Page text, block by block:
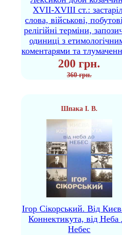
XVII-XVIII ст.:
слова, військові,
релігійні терміни,
одиниці з
коментарями та
200 грн.
360 грн.
Шпака І. В.
Ігор Сікорський. Від
Коннектикута, від Неба
Небес